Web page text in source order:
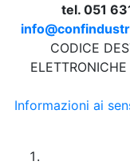
tel. 051
CODICE
Informazioni ai